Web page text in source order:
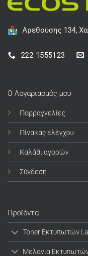
Αρεθούσης 134,
222 1555123
Ο Λογαριασμός μου
Παρραγγελίες
Πίνακας ελέγχου
Καλάθι αγορών
Σύνδεση
Προϊόντα
Toner Εκτυπωτών
Μελάνια